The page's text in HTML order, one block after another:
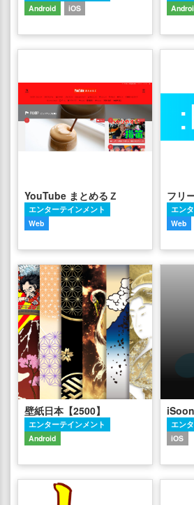
Android
iOS
YouTube まとめるＺ
エンターテインメント
Web
エン
Web
壁紙日本【2500】
エンターテインメント
Android
エン
iOS